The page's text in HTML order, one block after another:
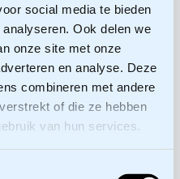
social media te bieden
Ook delen we
onze site met onze
en analyse. Deze
combineren met andere
of die ze hebben
van hun services.
Ik vind het
Om uit te vogelen
is en samen over
Ook daarom vind ik
jij je